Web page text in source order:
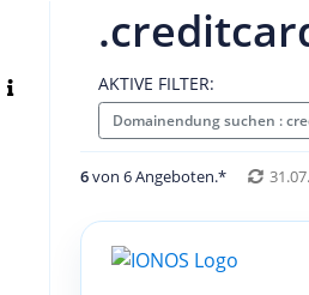
AKTIVE FILTER:
Domainendung suchen :
6von 6 Angeboten.*